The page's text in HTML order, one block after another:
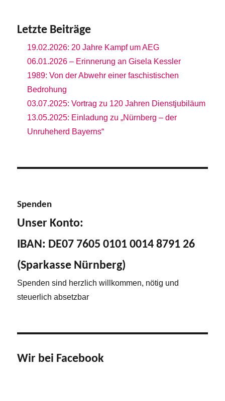
Letzte Beiträge
19.02.2026: 20 Jahre Kampf um AEG
06.01.2026 – Erinnerung an Gisela Kessler
1989: Von der Abwehr einer faschistischen
Bedrohung
03.07.2025: Vortrag zu 120 Jahren Dienstjubiläum
13.05.2025: Einladung zu „Nürnberg – der
Unruheherd Bayerns“
Spenden
Unser Konto:
IBAN: DE07 7605 0101 0014 8791 26
(Sparkasse Nürnberg)
Spenden sind herzlich willkommen, nötig und
steuerlich absetzbar
Wir bei Facebook